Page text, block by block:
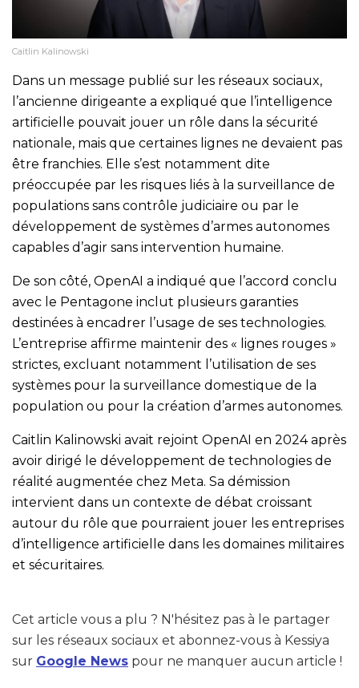
Caitlin Kalinowski
Dans un message publié sur les réseaux sociaux,
l’ancienne dirigeante a expliqué que l’intelligence
artificielle pouvait jouer un rôle dans la sécurité
nationale, mais que certaines lignes ne devaient pas
être franchies. Elle s’est notamment dite
préoccupée par les risques liés à la surveillance de
populations sans contrôle judiciaire ou par le
développement de systèmes d’armes autonomes
capables d’agir sans intervention humaine.
De son côté, OpenAI a indiqué que l’accord conclu
avec le Pentagone inclut plusieurs garanties
destinées à encadrer l’usage de ses technologies.
L’entreprise affirme maintenir des « lignes rouges »
strictes, excluant notamment l’utilisation de ses
systèmes pour la surveillance domestique de la
population ou pour la création d’armes autonomes.
Caitlin Kalinowski avait rejoint OpenAI en 2024 après
avoir dirigé le développement de technologies de
réalité augmentée chez Meta. Sa démission
intervient dans un contexte de débat croissant
autour du rôle que pourraient jouer les entreprises
d’intelligence artificielle dans les domaines militaires
et sécuritaires.
Cet article vous a plu ? N'hésitez pas à le partager
sur les réseaux sociaux et abonnez-vous à Kessiya
sur Google News pour ne manquer aucun article !